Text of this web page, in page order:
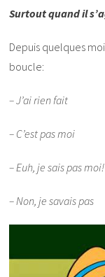
Surtout quand il
Depuis quelques
boucle:
– J’ai rien fait
– C’est pas moi
– Euh, je sais pas moi!
– Non, je savais pas